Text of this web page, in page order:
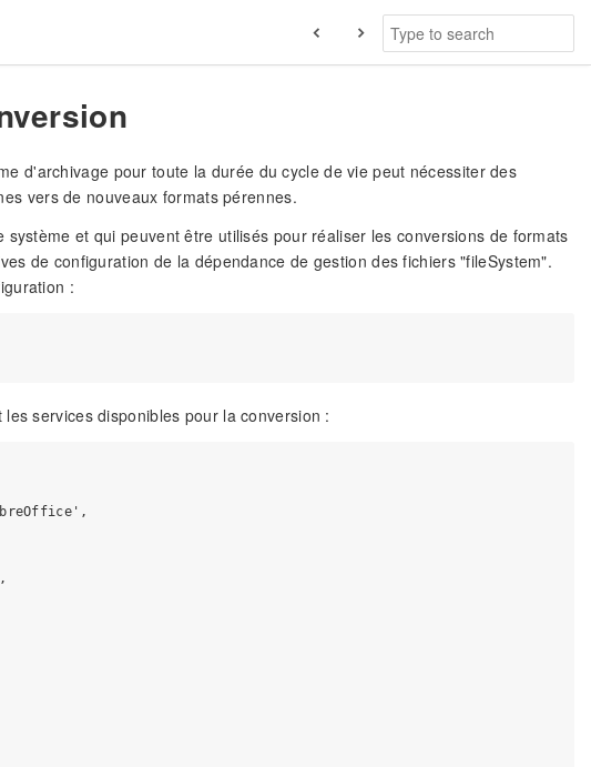
d'archivage pour toute la durée du cycle de vie peut nécessiter des
vers de nouveaux formats pérennes.
et qui peuvent être utilisés pour réaliser les conversions de formats
de configuration de la dépendance de gestion des fichiers "fileSystem".
:
services disponibles pour la conversion :